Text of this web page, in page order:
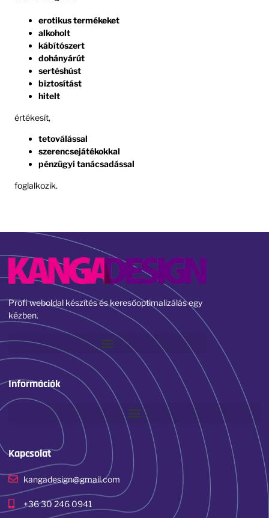
erotikus termékeket
alkoholt
kábítószert
dohányárút
sertéshúst
biztosítást
hitelt
értékesít,
tetoválással
szerencsejátékokkal
pénzügyi tanácsadással
foglalkozik.
Profi weboldal készítés és keresőoptimalizálás egy
kézben.
Információk
Kapcsolat
kangadesign@gmail.com
+36 30 246 0941